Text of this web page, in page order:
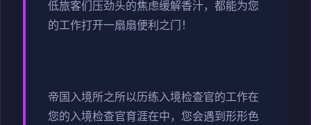
低旅客们压劲头的焦虑缓解香汁，都能为您
的工作打开一扇扇便利之门！
帝国入境所之所以历练入境检查官的工作在
您的入境检查官育涯在中，您会遇到形形色